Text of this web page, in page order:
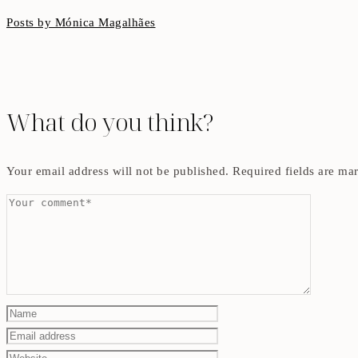
Posts by Mónica Magalhães
What do you think?
Your email address will not be published. Required fields are